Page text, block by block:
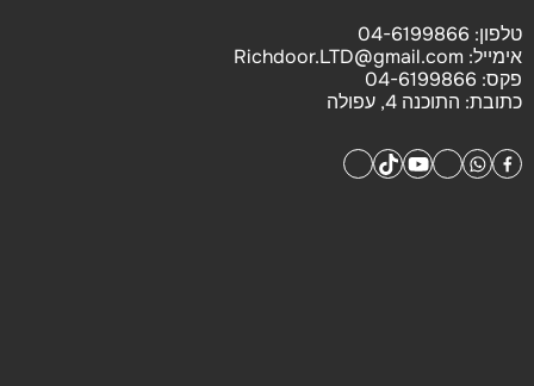
טלפון: 04-6199866
אימייל: Richdoor.LTD@gmail.com
פקס: 04-6199866
כתובת: התוכנה 4, עפולה